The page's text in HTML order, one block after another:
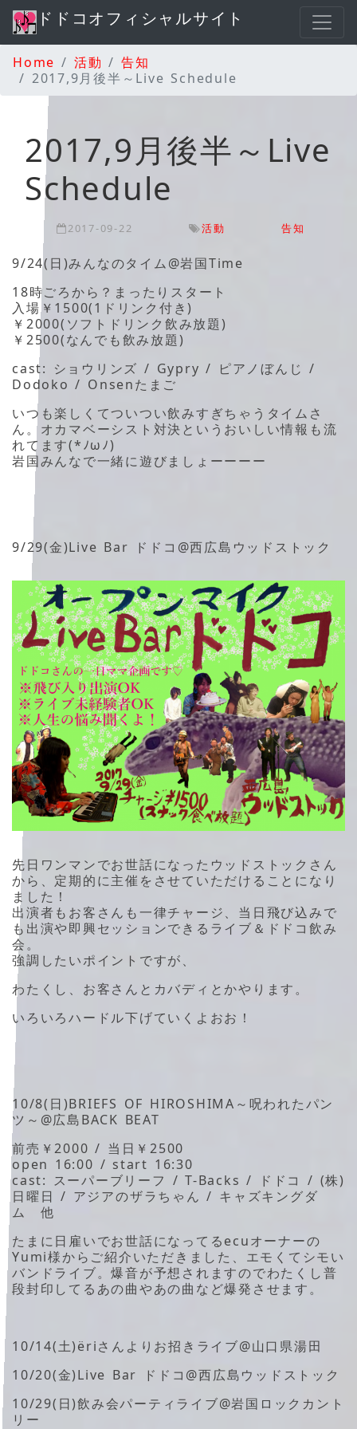
ドドコオフィシャルサイト
Home 活動
告知
2017,9月後半～Live Schedule
2017,9月後半～Live
Schedule
2017-09-22 活動 告知
9/24(日)みんなのタイム@岩国Time
18時ごろから？まったりスタート
入場￥1500(1ドリンク付き)
￥2000(ソフトドリンク飲み放題)
￥2500(なんでも飲み放題)
cast: ショウリンズ / Gypry / ピアノぼんじ /
Dodoko / Onsenたまご
いつも楽しくてついつい飲みすぎちゃうタイムさ
ん。オカマベーシスト対決というおいしい情報も流
れてます(*ﾉωﾉ)
岩国みんなで一緒に遊びましょーーーー
9/29(金)Live Bar ドドコ@西広島ウッドストック
先日ワンマンでお世話になったウッドストックさん
から、定期的に主催をさせていただけることになり
ました！
出演者もお客さんも一律チャージ、当日飛び込みで
も出演や即興セッションできるライブ＆ドドコ飲み
会。
強調したいポイントですが、
わたくし、お客さんとカバディとかやります。
いろいろハードル下げていくよおお！
10/8(日)BRIEFS OF HIROSHIMA～呪われたパン
ツ～@広島BACK BEAT
前売￥2000 / 当日￥2500
open 16:00 / start 16:30
cast: スーパーブリーフ / T-Backs / ドドコ / (株)
日曜日 / アジアのザラちゃん / キャズキングダ
ム 他
たまに日雇いでお世話になってるecuオーナーの
Yumi様からご紹介いただきました、エモくてシモい
バンドライブ。爆音が予想されますのでわたくし普
段封印してるあの曲やあの曲など爆発させます。
10/14(土)ёriさんよりお招きライブ@山口県湯田
10/20(金)Live Bar ドドコ@西広島ウッドストック
10/29(日)飲み会パーティライブ@岩国ロックカント
リー